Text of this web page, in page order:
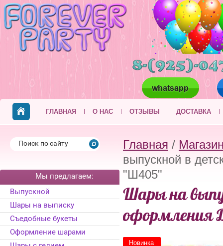
ГЛАВНАЯ О НАС ОТЗЫВЫ ДОСТАВКА
Главная /
выпускной в
"Ш405"
Шары на
оформления
Новинка
Мы предлагаем:
Выпускной
Шары на выписку
Съедобные букеты
Оформление шарами